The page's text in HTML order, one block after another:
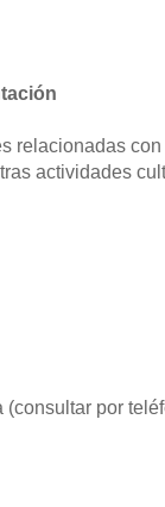
relacionadas
actividades
por